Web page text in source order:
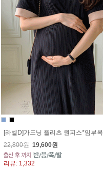
[라벨D]가드닝 플리츠 원피스*임부복
22,800원 19,600원
리뷰: 1,332